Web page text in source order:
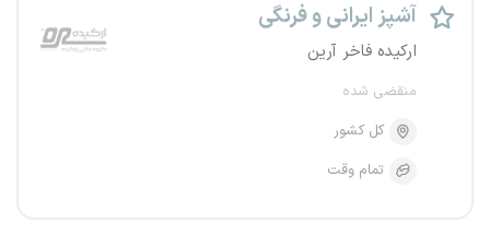
آشپز ایرانی و فرنگی
ارکیده فاخر آرین
منقضی شده
کل کشور
تمام وقت